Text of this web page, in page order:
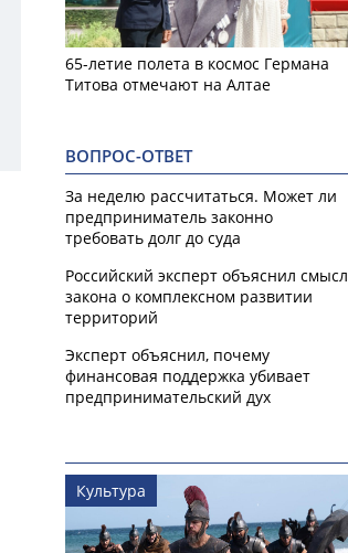
65-летие полета в космос Германа
Титова отмечают на Алтае
ВОПРОС-ОТВЕТ
За неделю рассчитаться. Может ли
предприниматель законно
требовать долг до суда
Российский эксперт объяснил смысл
закона о комплексном развитии
территорий
Эксперт объяснил, почему
финансовая поддержка убивает
предпринимательский дух
Культура